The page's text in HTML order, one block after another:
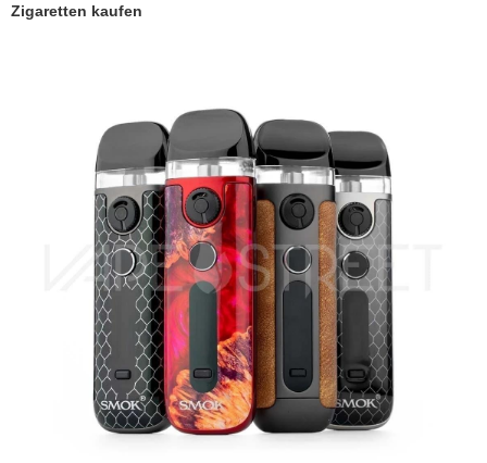
Zigaretten kaufen